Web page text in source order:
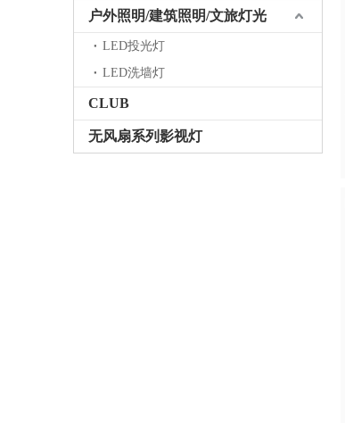
户外照明/建筑照明/文旅灯光
LED投光灯
LED洗墙灯
CLUB
无风扇系列影视灯